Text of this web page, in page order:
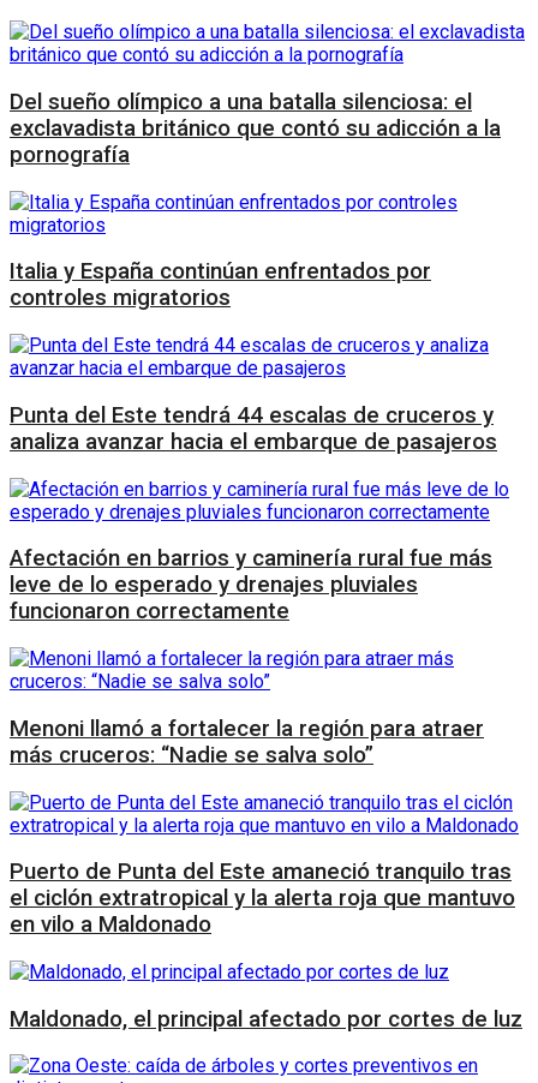
Del sueño olímpico a una batalla silenciosa: el
exclavadista británico que contó su adicción a la
pornografía
Italia y España continúan enfrentados por
controles migratorios
Punta del Este tendrá 44 escalas de cruceros y
analiza avanzar hacia el embarque de pasajeros
Afectación en barrios y caminería rural fue más
leve de lo esperado y drenajes pluviales
funcionaron correctamente
Menoni llamó a fortalecer la región para atraer
más cruceros: “Nadie se salva solo”
Puerto de Punta del Este amaneció tranquilo tras
el ciclón extratropical y la alerta roja que mantuvo
en vilo a Maldonado
Maldonado, el principal afectado por cortes de luz